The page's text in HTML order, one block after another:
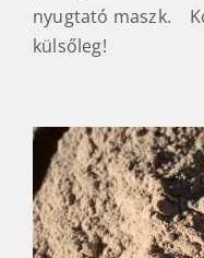
nyugtató maszk.
külsőleg!